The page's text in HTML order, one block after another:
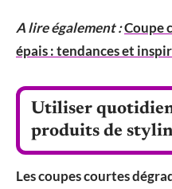
A lire également :Coupe
épais : tendances et
Utiliser
produits de
Les coupes courtes